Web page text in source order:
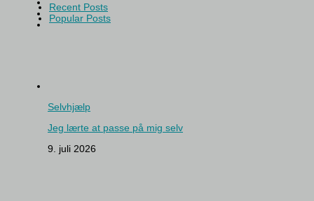
Recent Posts
Popular Posts
Selvhjælp
Jeg lærte at passe på mig selv
9. juli 2026